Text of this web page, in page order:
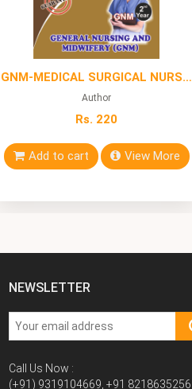
GNM-MEDICAL SURGICAL NURSING-II (Solved Question Bank)
Author
Rs. 220
Add to cart View More
NEWSLETTER
Call Us Now :
(+91) 9319104669, +91 8218635256